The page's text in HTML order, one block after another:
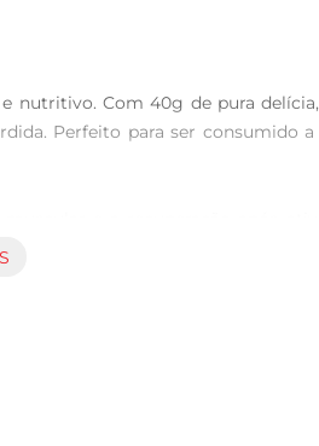
Com 40g de pura
Perfeito para ser consumido
um toque adocicado e
uma alternativa saudável e